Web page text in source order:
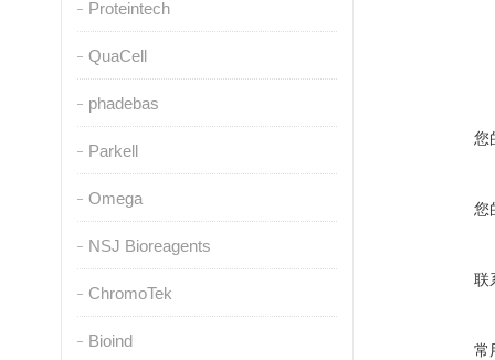
Proteintech
QuaCell
phadebas
Parkell
Omega
NSJ Bioreagents
ChromoTek
Bioind
您
您
联
常